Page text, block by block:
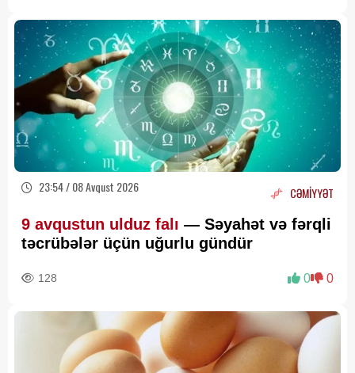
23:54 / 08 Avqust 2026 CƏMİYYƏT
9 avqustun ulduz falı — Səyahət və fərqli
təcrübələr üçün uğurlu gündür
128 0 0